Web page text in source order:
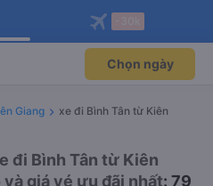
ngay!
viên độc
Mở app
vé máy bay qua
Mở app
Chọn ngày
Giang
xe đi Bình Tân từ Kiên
đi Bình Tân từ Kiên
giá vé ưu đãi nhất: 79